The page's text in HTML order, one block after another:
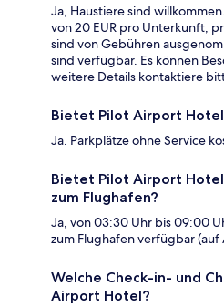
Ja, Haustiere sind
von 20 EUR pro Unterkunft,
sind von Gebühren
sind verfügbar. Es können
weitere Details kontaktiere
Bietet Pilot Airport
Ja. Parkplätze ohne Service
Bietet Pilot Airport
zum Flughafen?
Ja, von 03:30 Uhr bis 09:00
zum Flughafen verfügbar (auf
Welche Check-in- und
Airport Hotel?